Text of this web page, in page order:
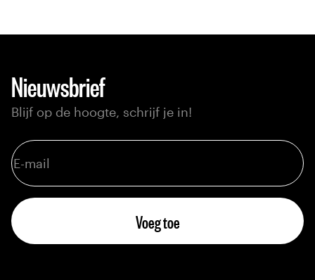
Nieuwsbrief
Blijf op de hoogte, schrijf je in!
Voeg toe